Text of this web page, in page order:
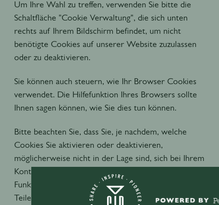
Um Ihre Wahl zu treffen, verwenden Sie bitte die
Schaltfläche "Cookie Verwaltung", die sich unten
rechts auf Ihrem Bildschirm befindet, um nicht
benötigte Cookies auf unserer Website zuzulassen
oder zu deaktivieren.
Sie können auch steuern, wie Ihr Browser Cookies
verwendet. Die Hilfefunktion Ihres Browsers sollte
Ihnen sagen können, wie Sie dies tun können.
Bitte beachten Sie, dass Sie, je nachdem, welche
Cookies Sie aktivieren oder deaktivieren,
möglicherweise nicht in der Lage sind, sich bei Ihrem
Konto anzumelden, Inhalte anzusehen oder andere
Funktionen unserer Website zu nutzen, und dass
Teile unserer Website entweder überhaupt nicht